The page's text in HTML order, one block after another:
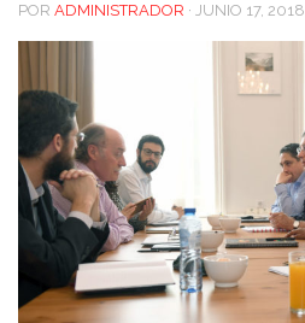
POR ADMINISTRADOR · JUNIO 17, 2018